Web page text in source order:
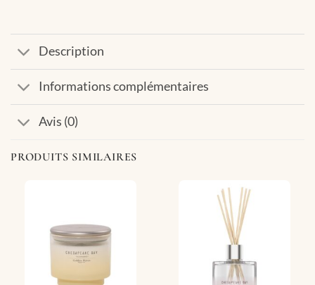
Description
Informations complémentaires
Avis (0)
PRODUITS SIMILAIRES